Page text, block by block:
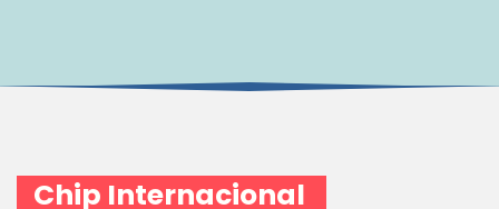
Chip Internacional